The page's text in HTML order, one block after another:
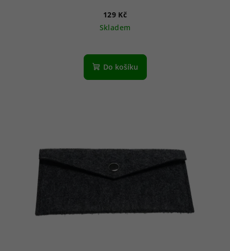
129 Kč
Skladem
Do košíku